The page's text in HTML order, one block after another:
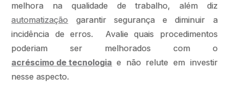
melhora na qualidade de trabalho, além diz
automatização garantir segurança e diminuir a
incidência de erros. Avalie quais procedimentos
poderiam ser melhorados com o
acréscimo de tecnologia e não relute em investir
nesse aspecto.